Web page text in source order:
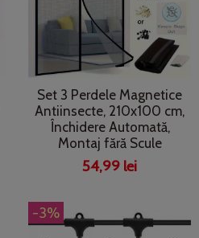
Set 3 Perdele Magnetice
Antiinsecte, 210x100 cm,
Închidere Automată,
Montaj fără Scule
54,99 lei
-3%